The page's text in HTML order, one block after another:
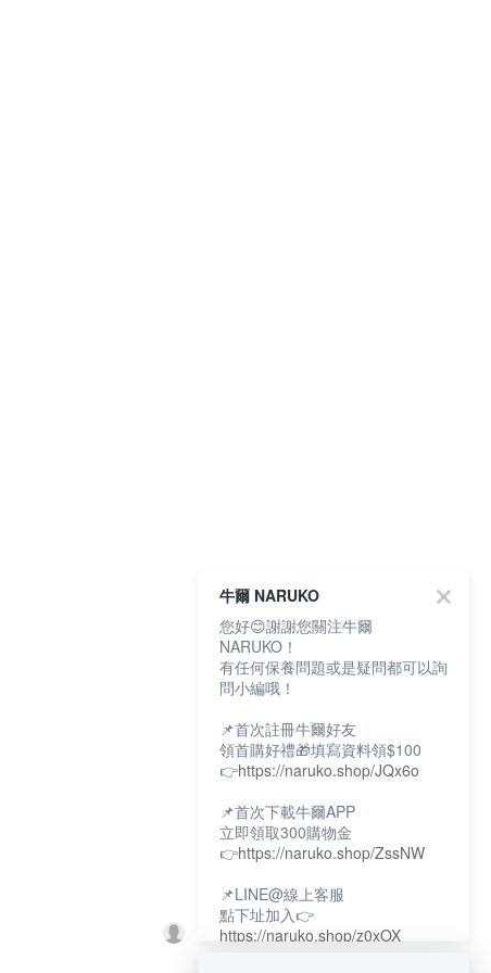
牛爾 NARUKO
您好😊謝謝您關注牛爾
NARUKO！
有任何保養問題或是疑問都可以詢
問小編哦！
📌首次註冊牛爾好友
領首購好禮🎁填寫資料領$100
👉https://naruko.shop/JQx6o
📌首次下載牛爾APP
立即領取300購物金
👉https://naruko.shop/ZssNW
📌LINE@線上客服
點下址加入👉
https://naruko.shop/z0xOX